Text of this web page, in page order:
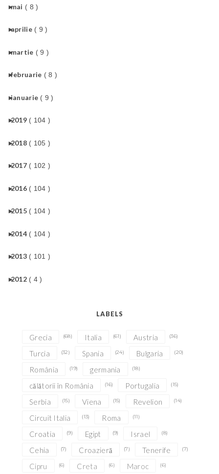
►
mai ( 8 )
►
aprilie ( 9 )
►
martie ( 9 )
►
februarie ( 8 )
►
ianuarie ( 9 )
►
2019 ( 104 )
►
2018 ( 105 )
►
2017 ( 102 )
►
2016 ( 104 )
►
2015 ( 104 )
►
2014 ( 104 )
►
2013 ( 101 )
►
2012 ( 4 )
LABELS
Grecia (68) Italia (61) Austria (36)
Turcia (32) Spania (24) Bulgaria (20)
România (19) germania (18)
călătorii în România (16) Portugalia (15)
Serbia (15) Viena (15) Revelion (14)
Circuit Italia (13) Roma (11)
Croatia (9) Egipt (9) Israel (8)
Cehia (7) Croazieră (7) Tenerife (7)
Cipru (6) Creta (6) Maroc (6)